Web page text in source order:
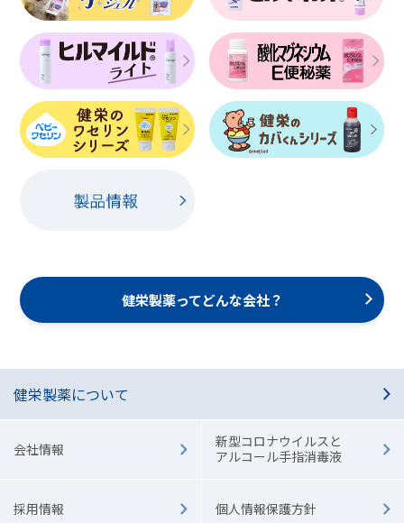
健栄製薬ってどんな会社？
健栄製薬について
会社情報
新型コロナウイルスと
アルコール手指消毒液
採用情報 個人情報保護方針